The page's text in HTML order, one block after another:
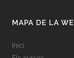
MAPA DE LA
Inici